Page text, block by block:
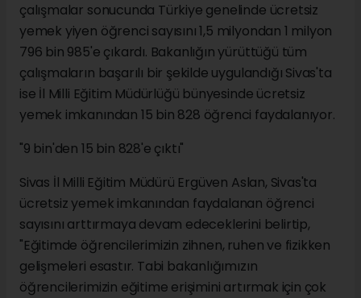
çalışmalar sonucunda Türkiye genelinde ücretsiz
yemek yiyen öğrenci sayısını 1,5 milyondan 1 milyon
796 bin 985'e çıkardı. Bakanlığın yürüttüğü tüm
çalışmaların başarılı bir şekilde uygulandığı Sivas'ta
ise İl Milli Eğitim Müdürlüğü bünyesinde ücretsiz
yemek imkanından 15 bin 828 öğrenci faydalanıyor.
"9 bin'den 15 bin 828'e çıktı"
Sivas İl Milli Eğitim Müdürü Ergüven Aslan, Sivas'ta
ücretsiz yemek imkanından faydalanan öğrenci
sayısını arttırmaya devam edeceklerini belirtip,
"Eğitimde öğrencilerimizin zihnen, ruhen ve fizikken
gelişmeleri esastır. Tabi bakanlığımızın
öğrencilerimizin eğitime erişimini artırmak için çok